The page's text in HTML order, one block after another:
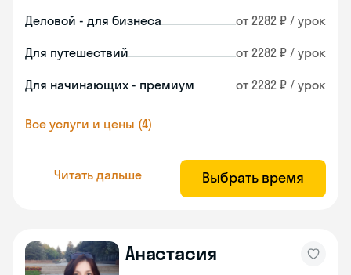
Деловой - для бизнеса от 2282 ₽ / урок
Для путешествий от 2282 ₽ / урок
Для начинающих - премиум от 2282 ₽ / урок
Все услуги и цены (4)
Читать дальше Выбрать время
Анастасия